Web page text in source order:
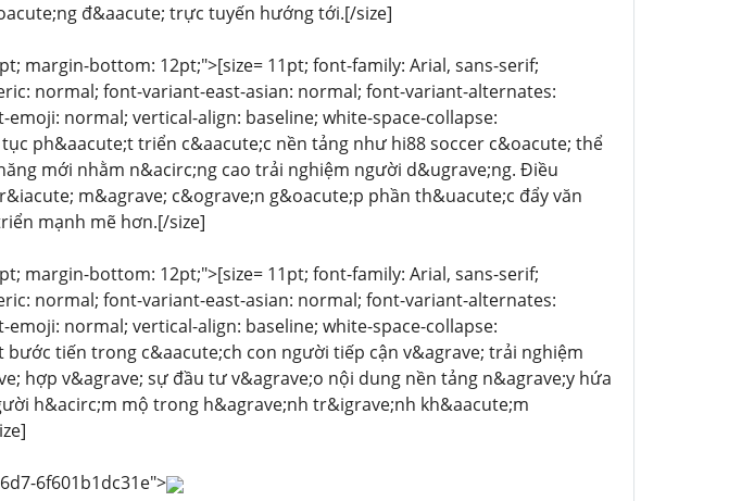
đ&aacute; trực tuyến hướng tới.[/size]
margin-bottom: 12pt;">[size= 11pt; font-family: Arial, sans-serif;
normal; font-variant-east-asian: normal; font-variant-alternates:
normal; vertical-align: baseline; white-space-collapse:
ph&aacute;t triển c&aacute;c nền tảng như hi88 soccer c&oacute; thể
mới nhằm n&acirc;ng cao trải nghiệm người d&ugrave;ng. Điều
m&agrave; c&ograve;n g&oacute;p phần th&uacute;c đẩy văn
mạnh mẽ hơn.[/size]
margin-bottom: 12pt;">[size= 11pt; font-family: Arial, sans-serif;
normal; font-variant-east-asian: normal; font-variant-alternates:
normal; vertical-align: baseline; white-space-collapse:
bước tiến trong c&aacute;ch con người tiếp cận v&agrave; trải nghiệm
hợp v&agrave; sự đầu tư v&agrave;o nội dung nền tảng n&agrave;y hứa
h&acirc;m mộ trong h&agrave;nh tr&igrave;nh kh&aacute;m
6f601b1dc31e">